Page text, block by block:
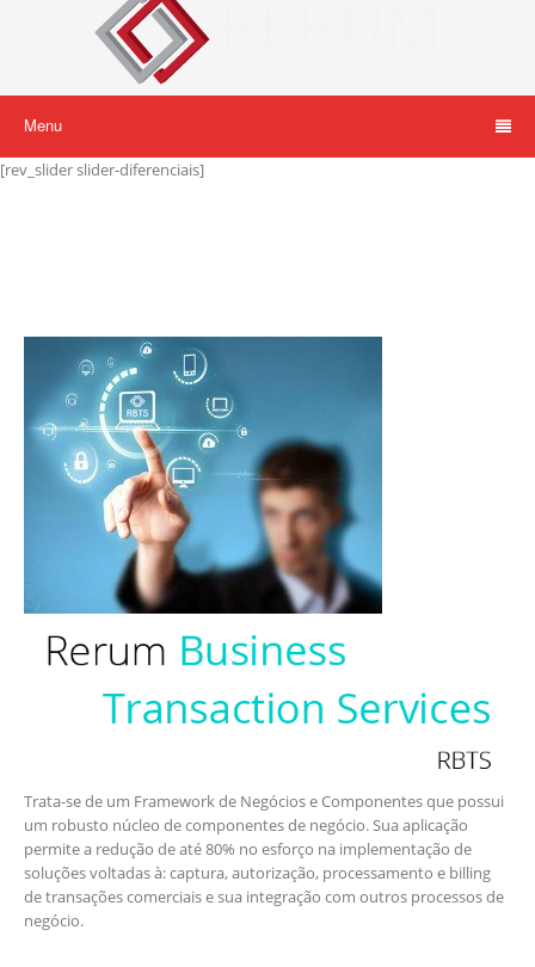
Menu
[rev_slider slider-diferenciais]
Trata-se de um Framework de Negócios e Componentes que possui
um robusto núcleo de componentes de negócio. Sua aplicação
permite a redução de até 80% no esforço na implementação de
soluções voltadas à: captura, autorização, processamento e billing
de transações comerciais e sua integração com outros processos de
negócio.